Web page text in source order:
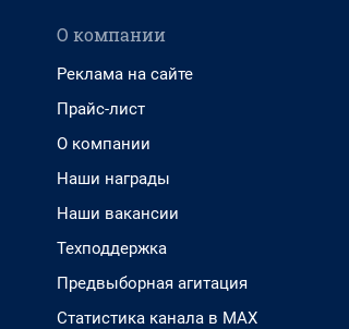
О компании
Реклама на сайте
Прайс-лист
О компании
Наши награды
Наши вакансии
Техподдержка
Предвыборная агитация
Статистика канала в MAX